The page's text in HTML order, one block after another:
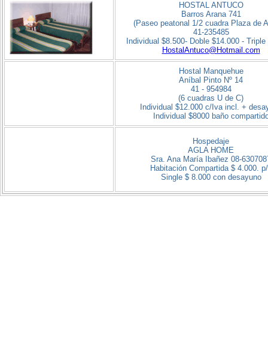
HOSTAL ANTUCO
Barros Arana 741
(Paseo peatonal 1/2 cuadra Plaza de
41-235485
Individual $8.500- Doble $14.000 - Triple
HostalAntuco@Hotmail.com
Hostal Manquehue
Aníbal Pinto Nº 14
41 - 954984
(6 cuadras U de C)
Individual $12.000 c/Iva incl. +
Individual $8000 baño
Hospedaje
AGLA HOME
Sra. Ana María Ibañez 08-
Habitación Compartida $ 4.000.
Single $ 8.000 con desayuno